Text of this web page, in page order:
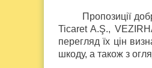
Пропозиції
Ticaret A.Ş.,
перегляд їх цін
шкоду, а також з